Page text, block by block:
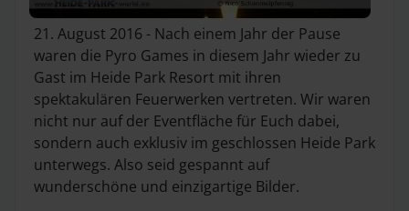
21. August 2016 - Nach einem Jahr der Pause
waren die Pyro Games in diesem Jahr wieder zu
Gast im Heide Park Resort mit ihren
spektakulären Feuerwerken vertreten. Wir waren
nicht nur auf der Eventfläche für Euch dabei,
sondern auch exklusiv im geschlossen Heide Park
unterwegs. Also seid gespannt auf
wunderschöne und einzigartige Bilder.